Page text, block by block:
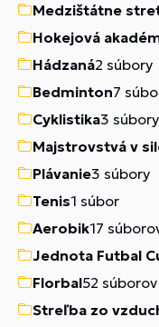
Medzištátne
Hokejová
Hádzaná2 súbory
Bedminton7
Cyklistika3 súbory
Majstrovstvá v
Plávanie3 súbory
Tenis1 súbor
Aerobik17
Jednota Futbal
Florbal52 súborov
Streľba zo